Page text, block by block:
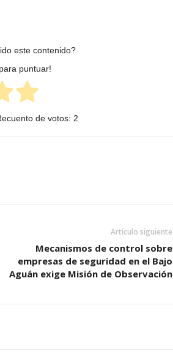
este contenido?
puntuar!
de votos: 2
Artículo siguiente
Mecanismos de control sobre
empresas de seguridad en el Bajo
Aguán exige Misión de Observación